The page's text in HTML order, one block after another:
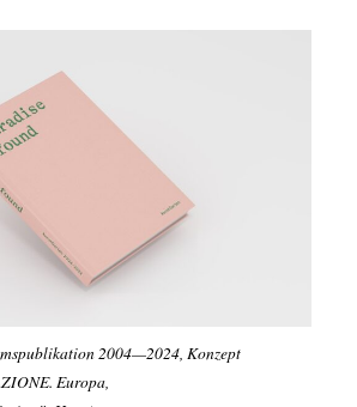
2004—2024, Konzept
Europa,